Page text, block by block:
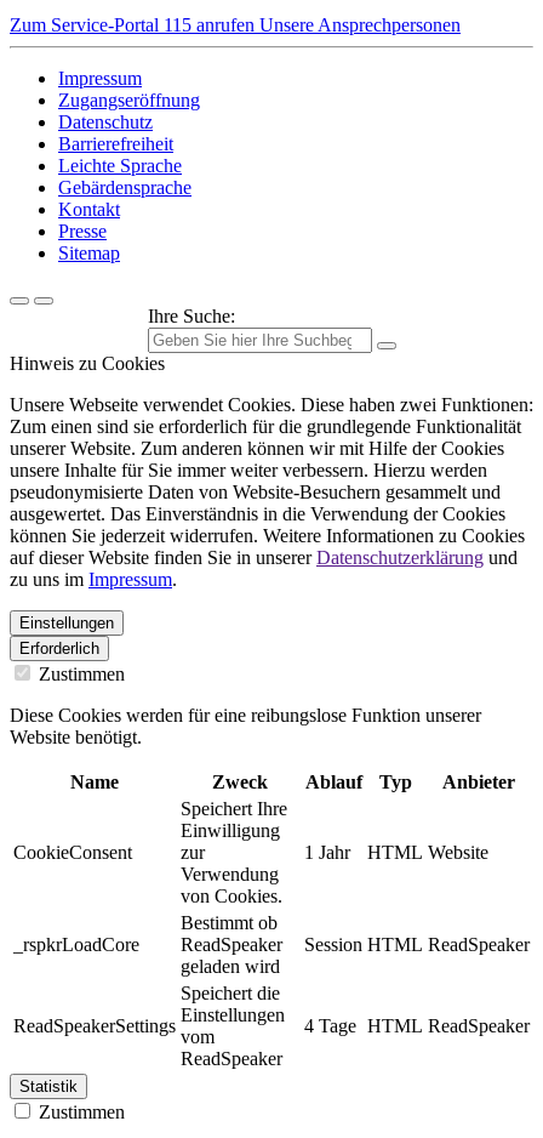
Zum Service-Portal 115 anrufen Unsere Ansprechpersonen
Impressum
Zugangseröffnung
Datenschutz
Barrierefreiheit
Leichte Sprache
Gebärdensprache
Kontakt
Presse
Sitemap
Ihre Suche:
Hinweis zu Cookies
Unsere Webseite verwendet Cookies. Diese haben zwei Funktionen:
Zum einen sind sie erforderlich für die grundlegende Funktionalität
unserer Website. Zum anderen können wir mit Hilfe der Cookies
unsere Inhalte für Sie immer weiter verbessern. Hierzu werden
pseudonymisierte Daten von Website-Besuchern gesammelt und
ausgewertet. Das Einverständnis in die Verwendung der Cookies
können Sie jederzeit widerrufen. Weitere Informationen zu Cookies
auf dieser Website finden Sie in unsererDatenschutzerklärung und
zu uns im Impressum.
Einstellungen
Erforderlich
Zustimmen
Diese Cookies werden für eine reibungslose Funktion unserer
Website benötigt.
Name Zweck Ablauf Typ Anbieter
CookieConsent
Speichert Ihre
Einwilligung
zur
Verwendung
von Cookies.
1 Jahr HTML Website
_rspkrLoadCore
Bestimmt ob
ReadSpeaker
geladen wird
Session HTML ReadSpeaker
ReadSpeakerSettings
Speichert die
Einstellungen
vom
ReadSpeaker
4 Tage HTML ReadSpeaker
Statistik
Zustimmen